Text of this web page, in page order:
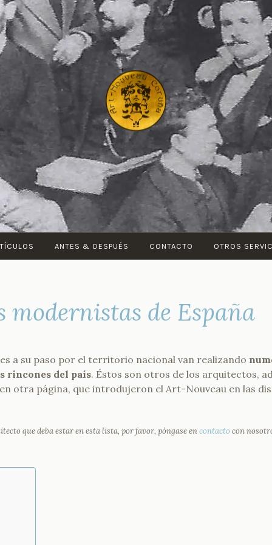
ART-
NOUVEAU
CORUÑA
ANTES & DESPUÉS CONTACTO OTROS
modernistas de España
a su paso por el territorio nacional van realizando
rincones del país. Éstos son otros de los arquitectos,
otra página, que introdujeron el Art-Nouveau en las
que deba estar en esta lista, por favor, póngase encontacto con